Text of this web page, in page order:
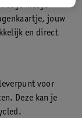
je met je
jouw
en direct
voor
Deze kan je